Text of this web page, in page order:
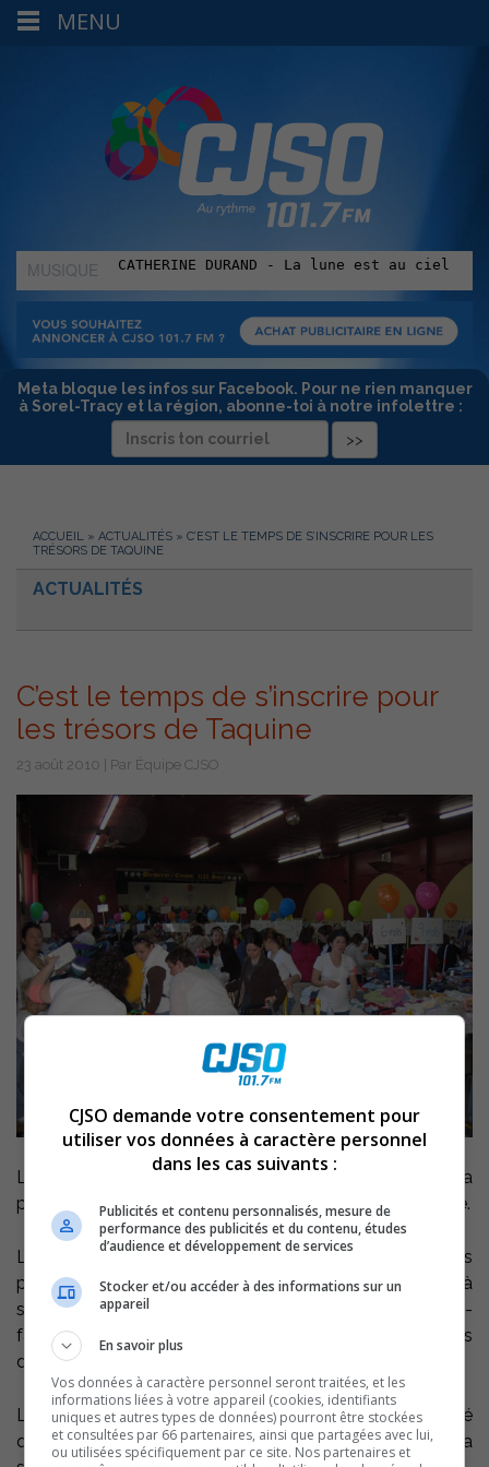
MUSIQUE
:
Meta bloque les infos sur Facebook. Pour ne rien manquer
à Sorel-Tracy et la région, abonne-toi à notre infolettre :
ACCUEIL » ACTUALITÉS » C’EST LE TEMPS DE S’INSCRIRE POUR LES
TRÉSORS DE TAQUINE
ACTUALITÉS
C’est le temps de s’inscrire pour
les trésors de Taquine
23 août 2010 | Par Équipe CJSO
Le carrefour naissance-famille tient depuis hier sa
période d’inscription pour l’activité les trésors de Taquine.
Les parents désireux de profiter de ce marché aux puces
pour vendre leurs vêtements d’enfants sont invités à
s’inscrire en communiquant avec le Carrefour naissance-
famille. L’inscription, au coût de 5$ donne 125 étiquettes
de vente.
Le Carrefour retiendra 20% des profits lors de l’activité
qui se tiendra le samedi, 25 septembre prochain, à la
MENU
CJSO demande votre consentement pour
utiliser vos données à caractère personnel
dans les cas suivants :
Publicités et contenu personnalisés, mesure de
performance des publicités et du contenu, études
d’audience et développement de services
Stocker et/ou accéder à des informations sur un
appareil
En savoir plus
Vos données à caractère personnel seront traitées, et les
informations liées à votre appareil (cookies, identifiants
uniques et autres types de données) pourront être stockées
et consultées par 66 partenaires, ainsi que partagées avec lui,
ou utilisées spécifiquement par ce site. Nos partenaires et